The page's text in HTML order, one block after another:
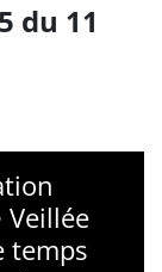
du 11
Veillée
temps